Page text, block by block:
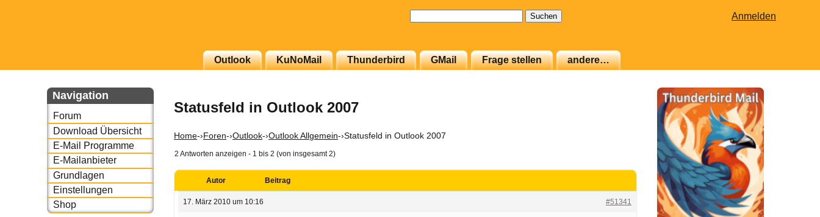
Anmelden
Outlook KuNoMail Thunderbird GMail Frage stellen andere…
Navigation
Forum
Download Übersicht
E-Mail Programme
E-Mailanbieter
Grundlagen
Einstellungen
Shop
Statusfeld in Outlook 2007
Home-›Foren-›Outlook-›Outlook Allgemein-›Statusfeld in Outlook 2007
2 Antworten anzeigen - 1 bis 2 (von insgesamt 2)
Autor Beitrag
17. März 2010 um 10:16 #51341
oder auch